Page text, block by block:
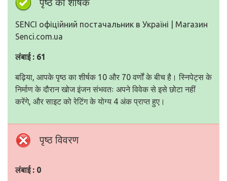
SENCI офіційний постачальник в Україні | Магазин
Senci.com.ua
लंबाई : 61
बढ़िया, आपके पृष्ठ का शीर्षक 10 और 70 वर्णों के बीच है। स्निपेट्स के
निर्माण के दौरान खोज इंजन संभवतः अपने विवेक से इसे छोटा नहीं
करेंगे, और साइट को रेटिंग के योग्य 4 अंक प्राप्त हुए।
पृष्ठ विवरण
लंबाई : 0